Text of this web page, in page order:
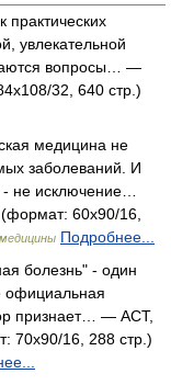
практических
увлекательной
вопросы… —
32, 640 стр.)
медицина не
заболеваний. И
не исключение…
60x90/16,
Подробнее...
болезнь" - один
официаль­ная
признает… — АСТ,
70x90/16, 288 стр.)